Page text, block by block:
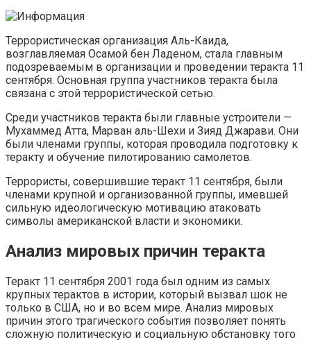
Террористическая организация Аль-Каида,
возглавляемая Осамой бен Ладеном, стала главным
подозреваемым в организации и проведении теракта 11
сентября. Основная группа участников теракта была
связана с этой террористической сетью.
Среди участников теракта были главные устроители —
Мухаммед Атта, Марван аль-Шехи и Зияд Джарави. Они
были членами группы, которая проводила подготовку к
теракту и обучение пилотированию самолетов.
Террористы, совершившие теракт 11 сентября, были
членами крупной и организованной группы, имевшей
сильную идеологическую мотивацию атаковать
символы американской власти и экономики.
Анализ мировых причин теракта
Теракт 11 сентября 2001 года был одним из самых
крупных терактов в истории, который вызвал шок не
только в США, но и во всем мире. Анализ мировых
причин этого трагического события позволяет понять
сложную политическую и социальную обстановку того